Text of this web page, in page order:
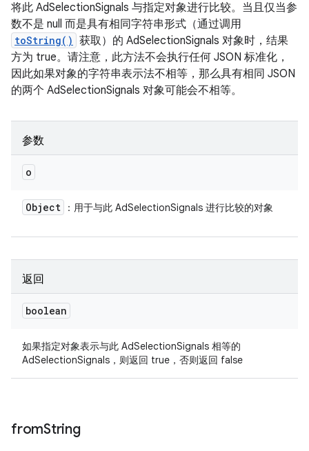
将此 AdSelectionSignals 与指定对象进行比较。当且仅当参
数不是 null 而是具有相同字符串形式（通过调用
toString() 获取）的 AdSelectionSignals 对象时，结果
方为 true。请注意，此方法不会执行任何 JSON 标准化，
因此如果对象的字符串表示法不相等，那么具有相同 JSON
的两个 AdSelectionSignals 对象可能会不相等。
参数
o
Object ：用于与此 AdSelectionSignals 进行比较的对象
返回
boolean
如果指定对象表示与此 AdSelectionSignals 相等的
AdSelectionSignals，则返回 true，否则返回 false
fromString